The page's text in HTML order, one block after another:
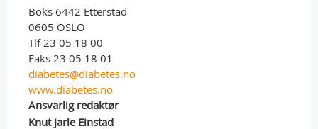
Boks 6442 Etterstad
0605 OSLO
Tlf 23 05 18 00
Faks 23 05 18 01
diabetes@diabetes.no
www.diabetes.no
Ansvarlig redaktør
Knut Jarle Einstad